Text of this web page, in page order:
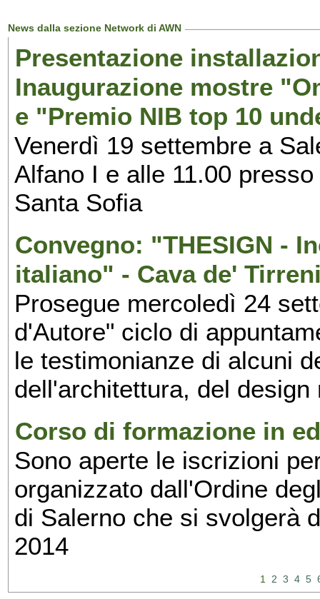
News dalla sezione Network di AWN
Presentazione
Inaugurazione mostre
e "Premio NIB top 10
Venerdì 19 settembre a
Alfano I e alle 11.00
Santa Sofia
Convegno: "THESIGN -
italiano" - Cava de'
Prosegue mercoledì 24
d'Autore" ciclo di
le testimonianze di alcuni
dell'architettura, del
Corso di formazione in
Sono aperte le iscrizioni
organizzato dall'Ordine
di Salerno che si svolgerà
2014
1 2 3 4 5